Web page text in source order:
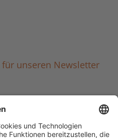
aufauf
Stadtbibliothek
unseren Newsletter